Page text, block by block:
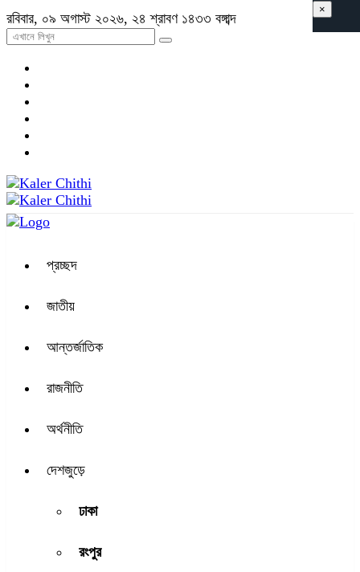
রবিবার, ০৯ অগাস্ট ২০২৬, ২৪ শ্রাবণ ১৪৩৩ বঙ্গাব্দ
প্রচ্ছদ
জাতীয়
আন্তর্জাতিক
রাজনীতি
অর্থনীতি
দেশজুড়ে
ঢাকা
রংপুর
×